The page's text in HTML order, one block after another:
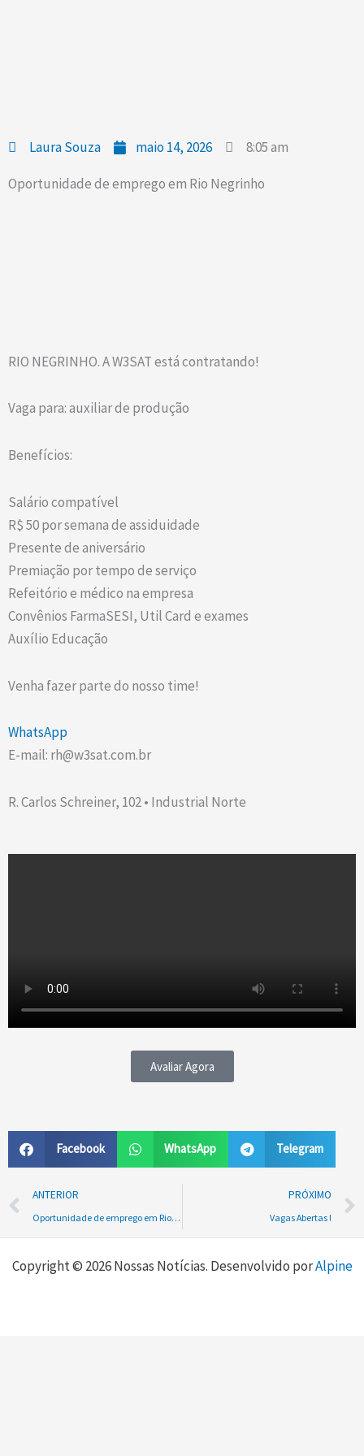
Laura Souza maio 14, 2026 8:05 am
Oportunidade de emprego em Rio Negrinho
RIO NEGRINHO. A W3SAT está contratando!
Vaga para: auxiliar de produção
Benefícios:
Salário compatível
R$ 50 por semana de assiduidade
Presente de aniversário
Premiação por tempo de serviço
Refeitório e médico na empresa
Convênios FarmaSESI, Util Card e exames
Auxílio Educação
Venha fazer parte do nosso time!
WhatsApp
E-mail: rh@w3sat.com.br
R. Carlos Schreiner, 102 • Industrial Norte
Avaliar Agora
Facebook WhatsApp Telegram
Prev
ANTERIOR
Oportunidade de emprego em Rio Negrinho!
PRÓXIMO
Vagas Abertas !
Copyright © 2026 Nossas Notícias. Desenvolvido porAlpine